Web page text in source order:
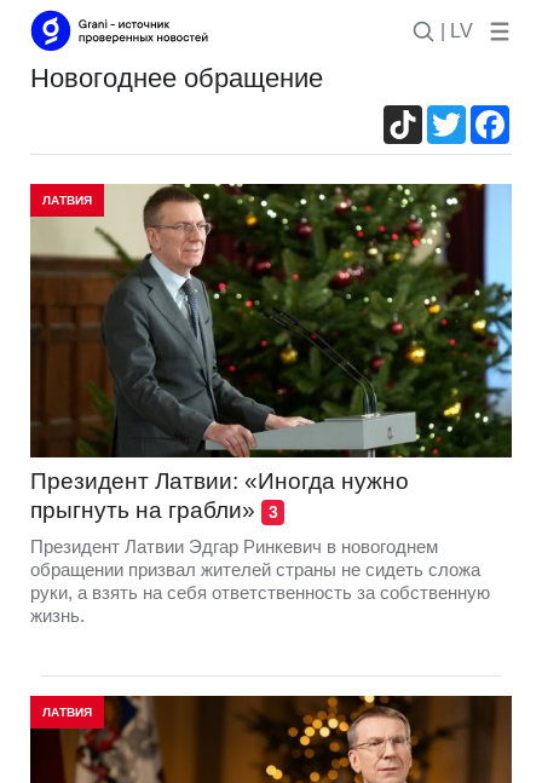
| LV
новогоднее обращение
TikTokTwitter
ЛАТВИЯ
Президент Латвии: «Иногда нужно
прыгнуть на грабли»
3
Президент Латвии Эдгар Ринкевич в новогоднем
обращении призвал жителей страны не сидеть сложа
руки, а взять на себя ответственность за собственную
жизнь.
ЛАТВИЯ